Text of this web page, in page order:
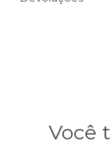
Você